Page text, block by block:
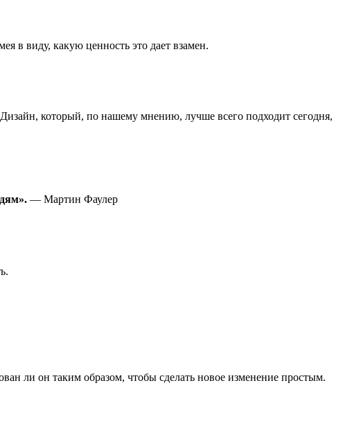
в виду, какую ценность это дает взамен.
который, по нашему мнению, лучше всего подходит сегодня,
— Мартин Фаулер
ли он таким образом, чтобы сделать новое изменение простым.